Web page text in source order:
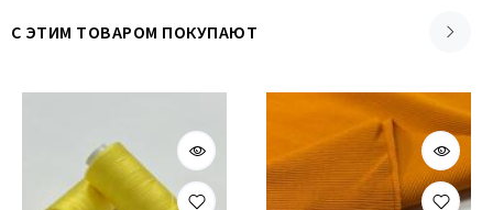
С ЭТИМ ТОВАРОМ ПОКУПАЮТ